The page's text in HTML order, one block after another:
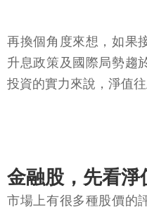
再換個角度來想，如果
升息政策及國際局勢趨
投資的實力來說，淨值
金融股，先看淨
市場上有很多種股價的